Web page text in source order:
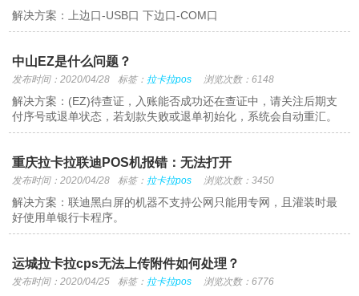
解决方案：上边口-USB口 下边口-COM口
中山EZ是什么问题？
发布时间：2020/04/28 标签： 拉卡拉pos 浏览次数：6148
解决方案：(EZ)待查证，入账能否成功还在查证中，请关注后期支
付序号或退单状态，若划款失败或退单初始化，系统会自动重汇。
重庆拉卡拉联迪POS机报错：无法打开
发布时间：2020/04/28 标签： 拉卡拉pos 浏览次数：3450
解决方案：联迪黑白屏的机器不支持公网只能用专网，且灌装时最
好使用单银行卡程序。
运城拉卡拉cps无法上传附件如何处理？
发布时间：2020/04/25 标签： 拉卡拉pos 浏览次数：6776